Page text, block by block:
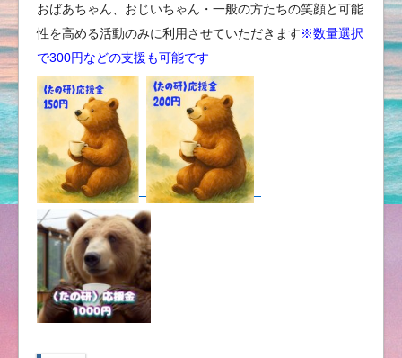
おばあちゃん、おじいちゃん・一般の方たちの笑顔と可能
性を高める活動のみに利用させていただきます※数量選択
で300円などの支援も可能です